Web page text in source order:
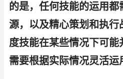
的是，任何技能的运用
源，以及精心策划和执
度技能在某些情况下可
需要根据实际情况灵活运